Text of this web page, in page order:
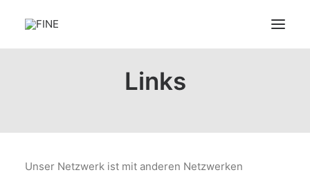
UNSERE FÖRDERER
Links
Unser Netzwerk ist mit anderen Netzwerken